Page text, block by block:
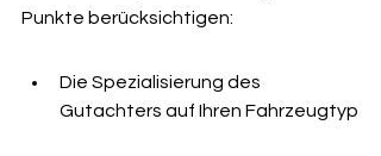
Punkte berücksichtigen:
Die Spezialisierung des
Gutachters auf Ihren Fahrzeugtyp